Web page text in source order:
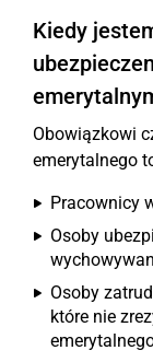
Kiedy
Obowiązkowi
emerytalnego
Pracownicy
Osoby
Osoby
które nie